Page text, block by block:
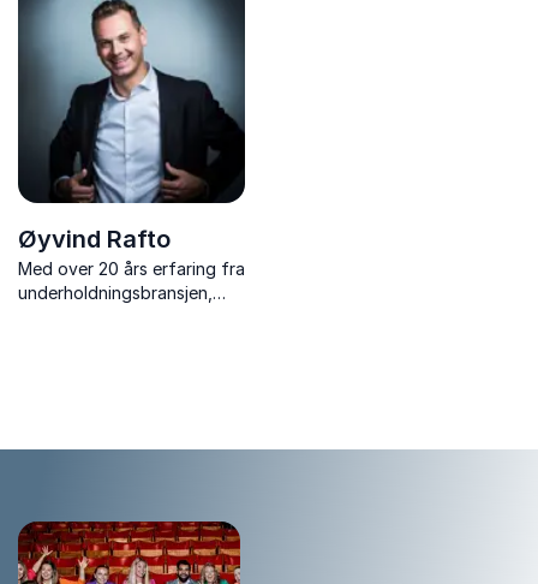
Øyvind Rafto
Med over 20 års erfaring fra
underholdningsbransjen,